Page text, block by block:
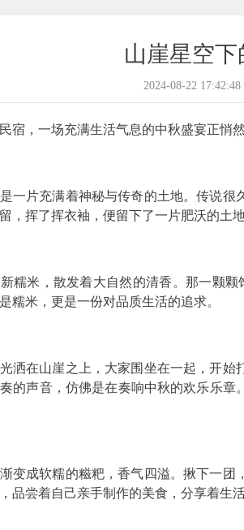
山崖星空
2024-08-22 17:42:48
宿，一场充满生活气息的中秋盛宴正悄然
一片充满着神秘与传奇的土地。传说很
，挥了挥衣袖，便留下了一片肥沃的土
糯米，散发着大自然的清香。那一颗
糯米，更是一份对品质生活的追求。
洒在山崖之上，大家围坐在一起，开
的声音，仿佛是在奏响中秋的欢乐乐
变成软糯的糍粑，香气四溢。揪下一
品尝着自己亲手制作的美食，分享着生活